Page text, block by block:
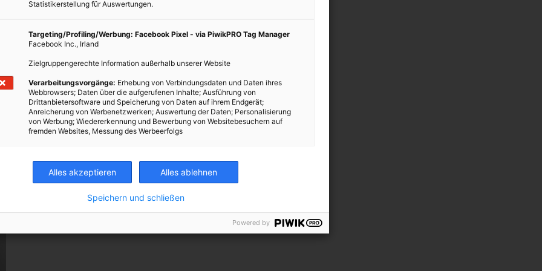
machen können als ohne CSR. Als international tätiges
nur sagen, wir sind Gewinner der Krise, weil mehr und mehr
uns um Rat fragen, weil sie erkennen dass die einseitige Sicht
geführt hat.
wir die gleiche Sprache sprechen, nämlich dass es bei einem
zu erzeugen für das es einen Bedarf gibt und damit auch
sehr dafür. Man soll Social Business aber nicht mit Charity oder
vor allem gibt es viele sogenannte Foundations, die sich genau
zuwenden und damit eigentlich den Markt verfälschen.
Statistikerstellung für Auswertungen.
Targeting/Profiling/Werbung: Facebook Pixel - via PiwikPRO Tag Manager
Facebook Inc., Irland
Zielgruppengerechte Information außerhalb unserer Website
Verarbeitungsvorgänge: Erhebung von Verbindungsdaten und Daten ihres
Webbrowsers; Daten über die aufgerufenen Inhalte; Ausführung von
Drittanbietersoftware und Speicherung von Daten auf ihrem Endgerät;
Anreicherung von Werbenetzwerken; Auswertung der Daten; Personalisierung
von Werbung; Wiedererkennung und Bewerbung von Websitebesuchern auf
fremden Websites, Messung des Werbeerfolgs
Alles akzeptieren Alles ablehnen
Speichern und schließen
Powered by